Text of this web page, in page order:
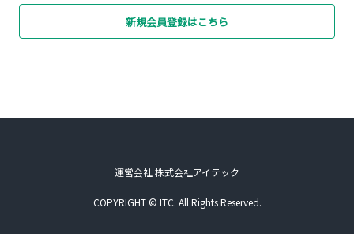
新規会員登録はこちら
運営会社 株式会社アイテック
COPYRIGHT © ITC. All Rights Reserved.